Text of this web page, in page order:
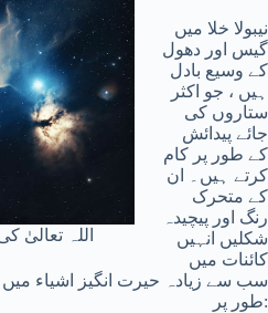
اللہ تعالیٰ
نیبولا خلا میں
گیس اور دھول
کے وسیع بادل
ہیں ، جو اکثر
ستاروں کی
جائے پیدائش
کے طور پر کام
کرتے ہیں۔ ان
کے متحرک
رنگ اور پیچیدہ
شکلیں انہیں
کائنات میں
سب سے زیادہ حیرت انگیز اشیاء
طور پر: